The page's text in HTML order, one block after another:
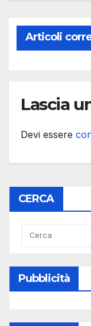
Articoli
Lascia
Devi essere
CERCA
Pubblicità